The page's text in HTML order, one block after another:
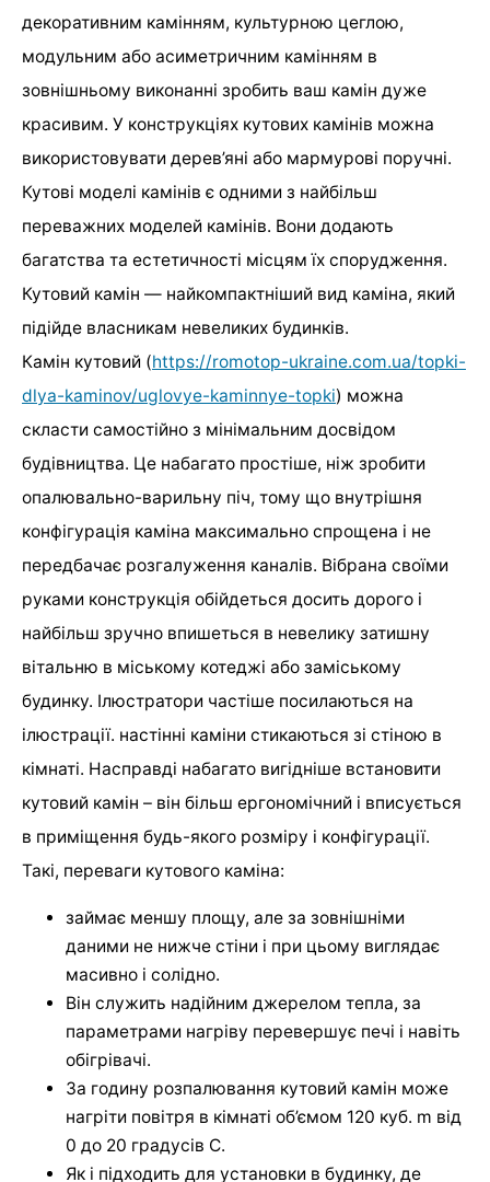
декоративним камінням, культурною цеглою,
модульним або асиметричним камінням в
зовнішньому виконанні зробить ваш камін дуже
красивим. У конструкціях кутових камінів можна
використовувати дерев’яні або мармурові поручні.
Кутові моделі камінів є одними з найбільш
переважних моделей камінів. Вони додають
багатства та естетичності місцям їх спорудження.
Кутовий камін — найкомпактніший вид каміна, який
підійде власникам невеликих будинків.
Камін кутовий (https://romotop-ukraine.com.ua/topki-
dlya-kaminov/uglovye-kaminnye-topki) можна
скласти самостійно з мінімальним досвідом
будівництва. Це набагато простіше, ніж зробити
опалювально-варильну піч, тому що внутрішня
конфігурація каміна максимально спрощена і не
передбачає розгалуження каналів. Вібрана своїми
руками конструкція обійдеться досить дорого і
найбільш зручно впишеться в невелику затишну
вітальню в міському котеджі або заміському
будинку. Ілюстратори частіше посилаються на
ілюстрації. настінні каміни стикаються зі стіною в
кімнаті. Насправді набагато вигідніше встановити
кутовий камін – він більш ергономічний і вписується
в приміщення будь-якого розміру і конфігурації.
Такі, переваги кутового каміна:
займає меншу площу, але за зовнішніми
даними не нижче стіни і при цьому виглядає
масивно і солідно.
Він служить надійним джерелом тепла, за
параметрами нагріву перевершує печі і навіть
обігрівачі.
За годину розпалювання кутовий камін може
нагріти повітря в кімнаті об’ємом 120 куб. m від
0 до 20 градусів С.
Як і підходить для установки в будинку, де